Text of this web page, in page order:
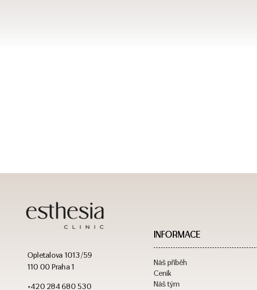
Opletalova 1013/59
110 00 Praha 1
+420 284 680 530
INFORMACE
Náš příběh
Ceník
Náš tým